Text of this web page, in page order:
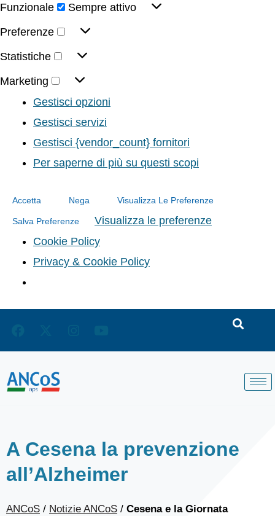
Funzionale
Sempre attivo
Preferenze
Statistiche
Marketing
Gestisci opzioni
Gestisci servizi
Gestisci {vendor_count} fornitori
Per saperne di più su questi scopi
Accetta Nega Visualizza Le Preferenze
Salva Preferenze
Visualizza le preferenze
Cookie Policy
Privacy & Cookie Policy
A Cesena la prevenzione
all’Alzheimer
ANCoS / Notizie ANCoS / Cesena e la Giornata